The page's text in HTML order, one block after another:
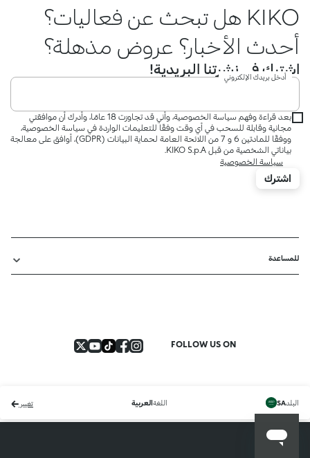
KIKO هل تبحث عن فعاليات؟
أحدث الأخبار؟ عروض مذهلة؟
اشترك في نشرتنا البريدية!
أدخل بريدك الإلكتروني
بعد قراءة وفهم سياسة الخصوصية، وأني قد تجاوزت 18 عامًا، وأدرك أن موافقتي
مجانية وقابلة للسحب في أي وقت وفقًا للتعليمات الواردة في سياسة الخصوصية،
ووفقًا للمادتين 6 و 7 من اللائحة العامة لحماية البيانات (GDPR)، أوافق على معالجة
بياناتي الشخصية من قبل KIKO S.p.A.
سياسة الخصوصية
اشترك
للمساعدة
FOLLOW US ON
البلدSA اللغة العربية تغيير